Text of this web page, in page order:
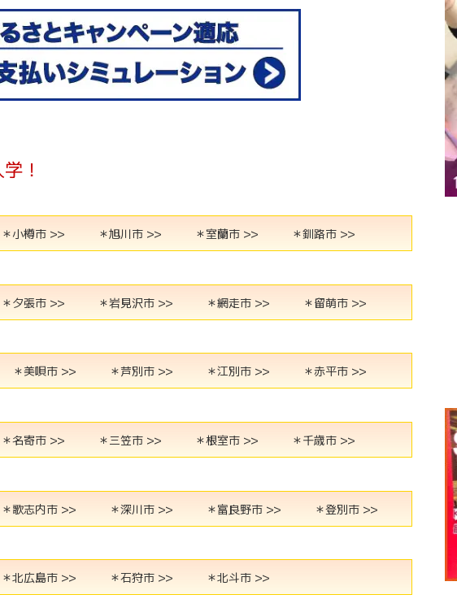
！
＊小樽市 >> ＊旭川市 >> ＊室蘭市 >> ＊釧路市 >>
＊夕張市 >> ＊岩見沢市 >> ＊網走市 >> ＊留萌市 >>
＊美唄市 >> ＊芦別市 >> ＊江別市 >> ＊赤平市 >>
＊名寄市 >> ＊三笠市 >> ＊根室市 >> ＊千歳市 >>
＊歌志内市 >> ＊深川市 >> ＊富良野市 >> ＊登別市 >>
＊北広島市 >> ＊石狩市 >> ＊北斗市 >>